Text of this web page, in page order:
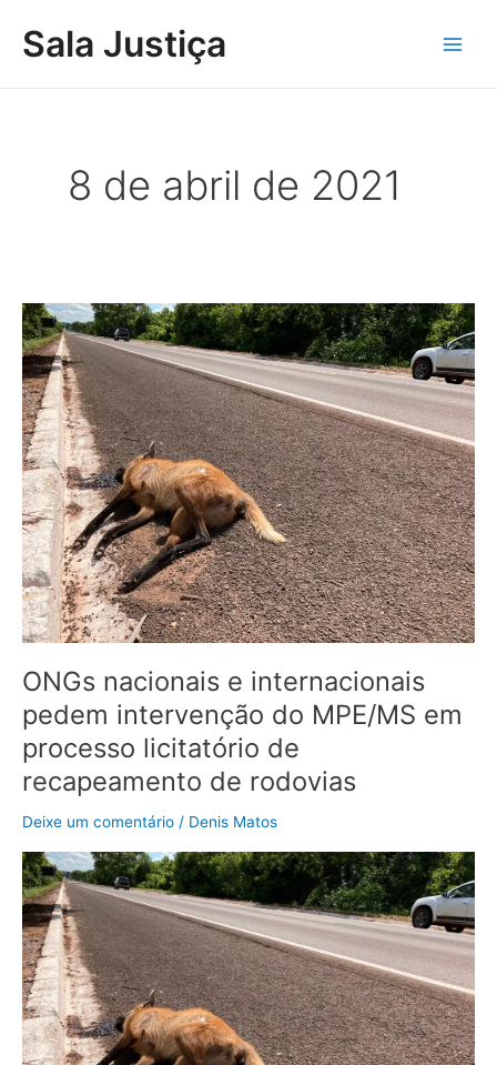
paraSala Justiça
8 de abril de 2021
ONGs nacionais e internacionais
pedem intervenção do MPE/MS em
processo licitatório de
recapeamento de rodovias
Deixe um comentário / Denis Matos
ONGs
nacionais
e
internacionais
pedem
intervenção
do
MPE/MS
em
processo
licitatório
de
recapeamento
de